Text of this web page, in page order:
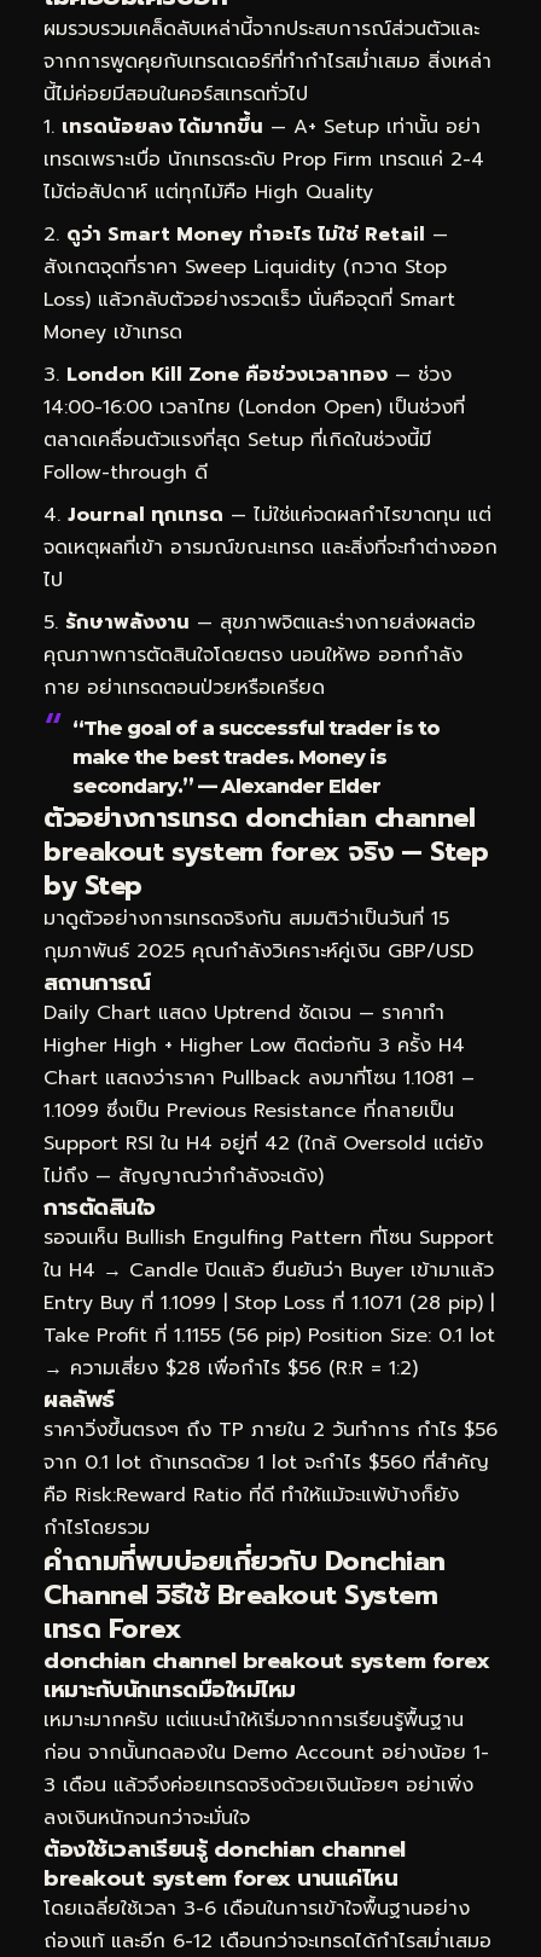
ผมรวบรวมเคล็ดลับเหล่านี้จากประสบการณ์ส่วนตัวและ
จากการพูดคุยกับเทรดเดอร์ที่ทำกำไรสม่ำเสมอ สิ่งเหล่า
นี้ไม่ค่อยมีสอนในคอร์สเทรดทั่วไป
เทรดน้อยลง ได้มากขึ้น — A+ Setup เท่านั้น อย่า
เทรดเพราะเบื่อ นักเทรดระดับ Prop Firm เทรดแค่ 2-4
ไม้ต่อสัปดาห์ แต่ทุกไม้คือ High Quality
ดูว่า Smart Money ทำอะไร ไม่ใช่ Retail —
สังเกตจุดที่ราคา Sweep Liquidity (กวาด Stop
Loss) แล้วกลับตัวอย่างรวดเร็ว นั่นคือจุดที่ Smart
Money เข้าเทรด
London Kill Zone คือช่วงเวลาทอง — ช่วง
14:00-16:00 เวลาไทย (London Open) เป็นช่วงที่
ตลาดเคลื่อนตัวแรงที่สุด Setup ที่เกิดในช่วงนี้มี
Follow-through ดี
Journal ทุกเทรด — ไม่ใช่แค่จดผลกำไรขาดทุน แต่
จดเหตุผลที่เข้า อารมณ์ขณะเทรด และสิ่งที่จะทำต่างออก
ไป
รักษาพลังงาน — สุขภาพจิตและร่างกายส่งผลต่อ
คุณภาพการตัดสินใจโดยตรง นอนให้พอ ออกกำลัง
กาย อย่าเทรดตอนป่วยหรือเครียด
“The goal of a successful trader is to
make the best trades. Money is
secondary.” — Alexander Elder
ตัวอย่างการเทรด donchian channel
breakout system forex จริง — Step
by Step
มาดูตัวอย่างการเทรดจริงกัน สมมติว่าเป็นวันที่ 15
กุมภาพันธ์ 2025 คุณกำลังวิเคราะห์คู่เงิน GBP/USD
สถานการณ์
Daily Chart แสดง Uptrend ชัดเจน — ราคาทำ
Higher High + Higher Low ติดต่อกัน 3 ครั้ง H4
Chart แสดงว่าราคา Pullback ลงมาที่โซน 1.1081 –
1.1099 ซึ่งเป็น Previous Resistance ที่กลายเป็น
Support RSI ใน H4 อยู่ที่ 42 (ใกล้ Oversold แต่ยัง
ไม่ถึง — สัญญาณว่ากำลังจะเด้ง)
การตัดสินใจ
รอจนเห็น Bullish Engulfing Pattern ที่โซน Support
ใน H4 → Candle ปิดแล้ว ยืนยันว่า Buyer เข้ามาแล้ว
Entry Buy ที่ 1.1099 | Stop Loss ที่ 1.1071 (28 pip) |
Take Profit ที่ 1.1155 (56 pip) Position Size: 0.1 lot
→ ความเสี่ยง $28 เพื่อกำไร $56 (R:R = 1:2)
ผลลัพธ์
ราคาวิ่งขึ้นตรงๆ ถึง TP ภายใน 2 วันทำการ กำไร $56
จาก 0.1 lot ถ้าเทรดด้วย 1 lot จะกำไร $560 ที่สำคัญ
คือ Risk:Reward Ratio ที่ดี ทำให้แม้จะแพ้บ้างก็ยัง
กำไรโดยรวม
คำถามที่พบบ่อยเกี่ยวกับ Donchian
Channel วิธีใช้ Breakout System
เทรด Forex
donchian channel breakout system forex
เหมาะกับนักเทรดมือใหม่ไหม
เหมาะมากครับ แต่แนะนำให้เริ่มจากการเรียนรู้พื้นฐาน
ก่อน จากนั้นทดลองใน Demo Account อย่างน้อย 1-
3 เดือน แล้วจึงค่อยเทรดจริงด้วยเงินน้อยๆ อย่าเพิ่ง
ลงเงินหนักจนกว่าจะมั่นใจ
ต้องใช้เวลาเรียนรู้ donchian channel
breakout system forex นานแค่ไหน
โดยเฉลี่ยใช้เวลา 3-6 เดือนในการเข้าใจพื้นฐานอย่าง
ถ่องแท้ และอีก 6-12 เดือนกว่าจะเทรดได้กำไรสม่ำเสมอ